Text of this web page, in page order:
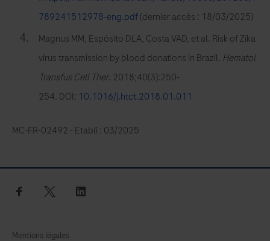
789241512978-eng.pdf(dernier accès : 18/03/2025)
Magnus MM, Espósito DLA, Costa VAD, et al. Risk of Zika
virus transmission by blood donations in Brazil. Hematol
Transfus Cell Ther. 2018;40(3):250-
254. DOI: 10.1016/j.htct.2018.01.011
MC-FR-02492 - Etabli : 03/2025
facebook twitter
Mentions légales